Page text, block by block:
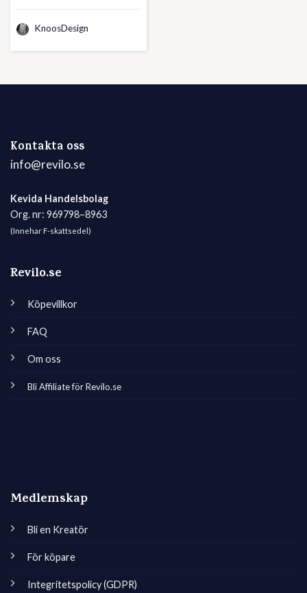
KnoosDesign
Kontakta oss
info@revilo.se
Kevida Handelsbolag
Org. nr: 969798–8963
(Innehar F-skattsedel)
Revilo.se
Köpevillkor
FAQ
Om oss
Bli Affiliate för Revilo.se
Medlemskap
Bli en Kreatör
För köpare
Integritetspolicy (GDPR)